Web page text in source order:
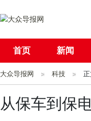
首页 新闻
社会 国际
大众导报网 科技
从保车到保